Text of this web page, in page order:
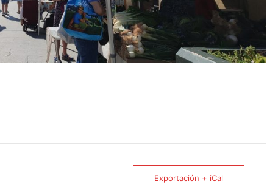
Exportación + iCal